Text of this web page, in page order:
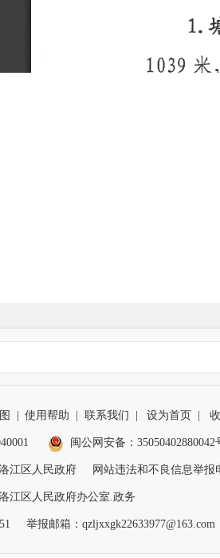
使用帮助 联系我们 设为首页
闽公网安备：35050402880042
江区人民政府 网站违法和不良信息举报
江区人民政府办公室.政务
举报邮箱：qzljxxgk22633977@163.com